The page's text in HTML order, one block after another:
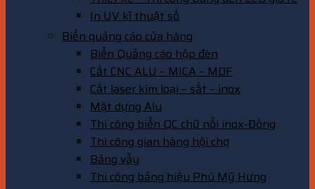
In UV kĩ thuật số
Biển quảng cáo cửa hàng
Biển Quảng cáo hộp đèn
Cắt CNC ALU – MICA – MDF
Cắt laser kim loại – sắt – inox
Mặt dựng Alu
Thi công biển QC chữ nổi inox-Đồng
Thi công gian hàng hội chợ
Bảng vẫy
Thi công bảng hiệu Phú Mỹ Hưng